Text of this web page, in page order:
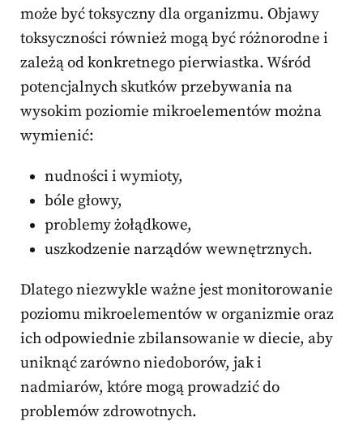
może być toksyczny dla organizmu. Objawy
toksyczności również mogą być różnorodne i
zależą od konkretnego pierwiastka. Wśród
potencjalnych skutków przebywania na
wysokim poziomie mikroelementów można
wymienić:
nudności i wymioty,
bóle głowy,
problemy żołądkowe,
uszkodzenie narządów wewnętrznych.
Dlatego niezwykle ważne jest monitorowanie
poziomu mikroelementów w organizmie oraz
ich odpowiednie zbilansowanie w diecie, aby
uniknąć zarówno niedoborów, jak i
nadmiarów, które mogą prowadzić do
problemów zdrowotnych.